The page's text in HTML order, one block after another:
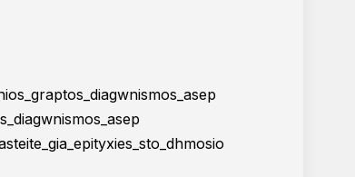
digital mock
οργανωθεί ποτέ